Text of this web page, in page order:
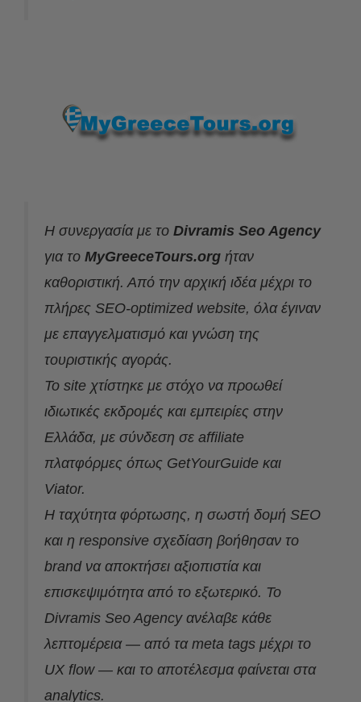
Η συνεργασία με το Divramis Seo Agency
για το MyGreeceTours.org ήταν
καθοριστική. Από την αρχική ιδέα μέχρι το
πλήρες SEO-optimized website, όλα έγιναν
με επαγγελματισμό και γνώση της
τουριστικής αγοράς.
Το site χτίστηκε με στόχο να προωθεί
ιδιωτικές εκδρομές και εμπειρίες στην
Ελλάδα, με σύνδεση σε affiliate
πλατφόρμες όπως GetYourGuide και
Viator.
Η ταχύτητα φόρτωσης, η σωστή δομή SEO
και η responsive σχεδίαση βοήθησαν το
brand να αποκτήσει αξιοπιστία και
επισκεψιμότητα από το εξωτερικό. Το
Divramis Seo Agency ανέλαβε κάθε
λεπτομέρεια — από τα meta tags μέχρι το
UX flow — και το αποτέλεσμα φαίνεται στα
analytics.